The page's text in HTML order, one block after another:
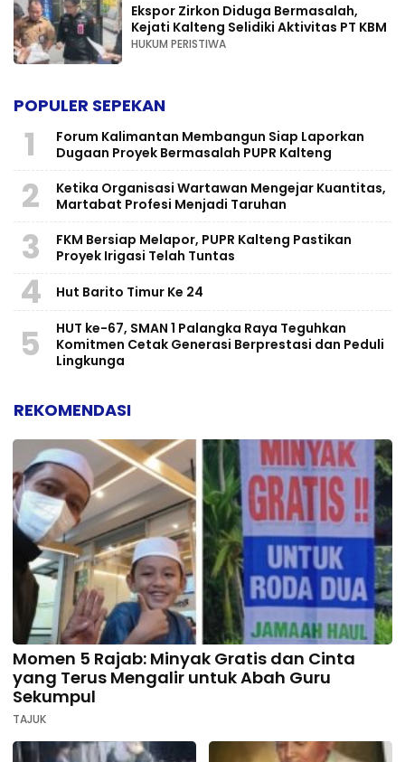
Ekspor Zirkon Diduga Bermasalah,
Kejati Kalteng Selidiki Aktivitas PT KBM
HUKUM PERISTIWA
POPULER SEPEKAN
1
Forum Kalimantan Membangun Siap Laporkan
Dugaan Proyek Bermasalah PUPR Kalteng
2
Ketika Organisasi Wartawan Mengejar Kuantitas,
Martabat Profesi Menjadi Taruhan
3
FKM Bersiap Melapor, PUPR Kalteng Pastikan
Proyek Irigasi Telah Tuntas
4 Hut Barito Timur Ke 24
5
HUT ke-67, SMAN 1 Palangka Raya Teguhkan
Komitmen Cetak Generasi Berprestasi dan Peduli
Lingkunga
REKOMENDASI
Momen 5 Rajab: Minyak Gratis dan Cinta
yang Terus Mengalir untuk Abah Guru
Sekumpul
TAJUK